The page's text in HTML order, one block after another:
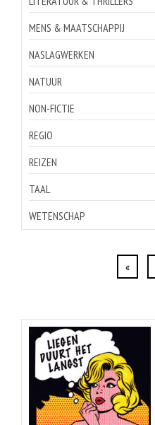
MENS & MAATSCHAPPIJ
NASLAGWERKEN
NATUUR
NON-FICTIE
REGIO
REIZEN
TAAL
WETENSCHAP
«